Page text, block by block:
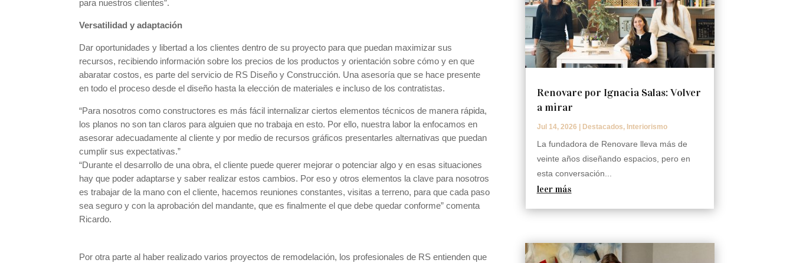
para nuestros clientes”.
Versatilidad y adaptación
Dar oportunidades y libertad a los clientes dentro de su proyecto para que puedan maximizar sus
recursos, recibiendo información sobre los precios de los productos y orientación sobre cómo y en que
abaratar costos, es parte del servicio de RS Diseño y Construcción. Una asesoría que se hace presente
en todo el proceso desde el diseño hasta la elección de materiales e incluso de los contratistas.
“Para nosotros como constructores es más fácil internalizar ciertos elementos técnicos de manera rápida,
los planos no son tan claros para alguien que no trabaja en esto. Por ello, nuestra labor la enfocamos en
asesorar adecuadamente al cliente y por medio de recursos gráficos presentarles alternativas que puedan
cumplir sus expectativas.”
“Durante el desarrollo de una obra, el cliente puede querer mejorar o potenciar algo y en esas situaciones
hay que poder adaptarse y saber realizar estos cambios. Por eso y otros elementos la clave para nosotros
es trabajar de la mano con el cliente, hacemos reuniones constantes, visitas a terreno, para que cada paso
sea seguro y con la aprobación del mandante, que es finalmente el que debe quedar conforme” comenta
Ricardo.
Por otra parte al haber realizado varios proyectos de remodelación, los profesionales de RS entienden que
Renovare por Ignacia Salas: Volver
a mirar
Jul 14, 2026 Destacados, Interiorismo
La fundadora de Renovare lleva más de
veinte años diseñando espacios, pero en
esta conversación...
leer más